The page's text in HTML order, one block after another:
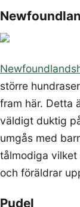
större
fram här. Detta
väldigt duktig
umgås med
tålmodiga vilket
och föräldrar
Pudel